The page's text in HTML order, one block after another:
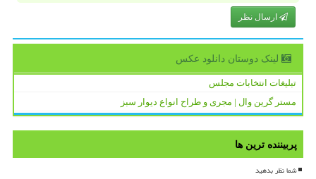
ارسال نظر
لینک دوستان دانلود عكس
تبلیغات انتخابات مجلس
مستر گرین وال | مجری و طراح انواع دیوار سبز
پربیننده ترین ها
شما نظر بدهید